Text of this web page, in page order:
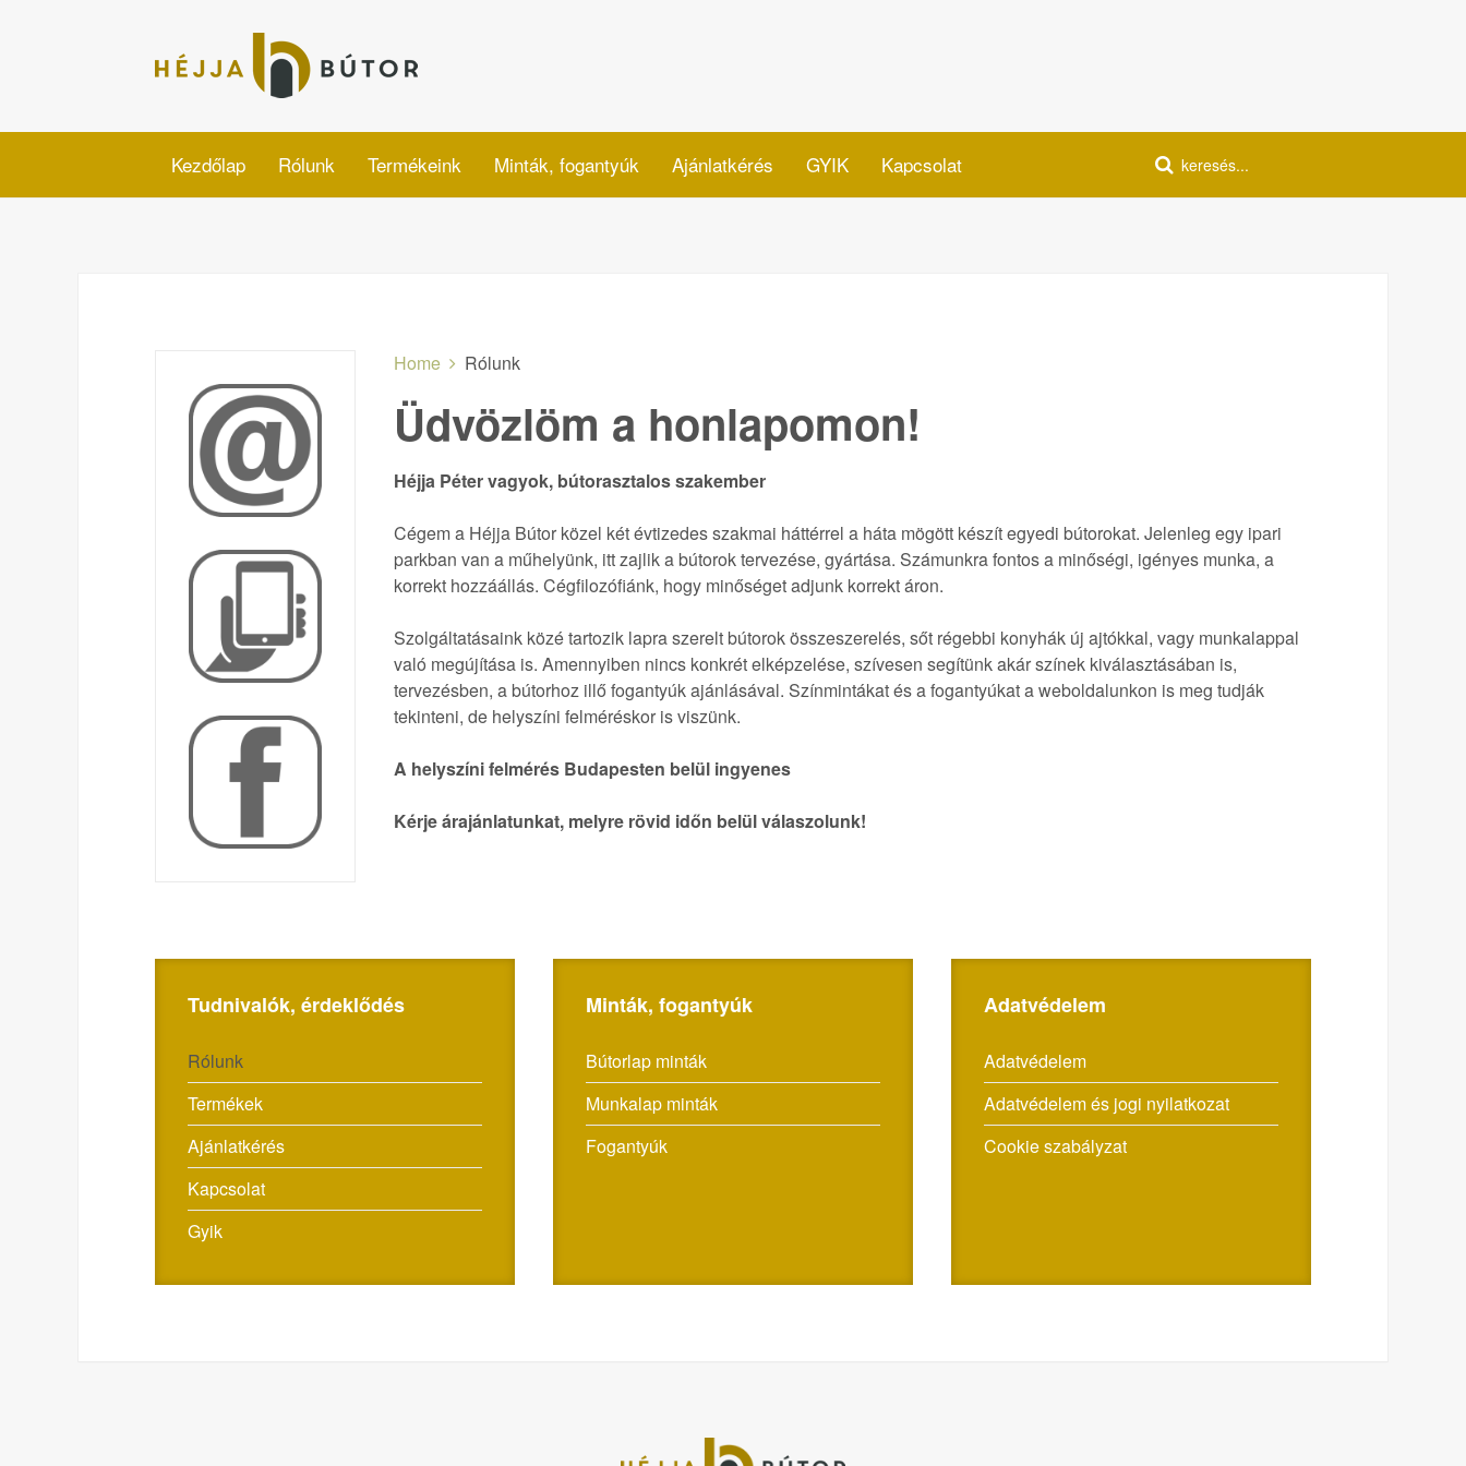
Kezdőlap Rólunk Termékeink Minták, fogantyúk Ajánlatkérés GYIK Kapcsolat
Home Rólunk
Üdvözlöm a honlapomon!
Héjja Péter vagyok, bútorasztalos szakember
Cégem a Héjja Bútor közel két évtizedes szakmai háttérrel a háta mögött készít egyedi bútorokat. Jelenleg egy ipari
parkban van a műhelyünk, itt zajlik a bútorok tervezése, gyártása. Számunkra fontos a minőségi, igényes munka, a
korrekt hozzáállás. Cégfilozófiánk, hogy minőséget adjunk korrekt áron.
Szolgáltatásaink közé tartozik lapra szerelt bútorok összeszerelés, sőt régebbi konyhák új ajtókkal, vagy munkalappal
való megújítása is. Amennyiben nincs konkrét elképzelése, szívesen segítünk akár színek kiválasztásában is,
tervezésben, a bútorhoz illő fogantyúk ajánlásával. Színmintákat és a fogantyúkat a weboldalunkon is meg tudják
tekinteni, de helyszíni felméréskor is viszünk.
A helyszíni felmérés Budapesten belül ingyenes
Kérje árajánlatunkat, melyre rövid időn belül válaszolunk!
Tudnivalók, érdeklődés
Rólunk
Termékek
Ajánlatkérés
Kapcsolat
Gyik
Minták, fogantyúk
Bútorlap minták
Munkalap minták
Fogantyúk
Adatvédelem
Adatvédelem
Adatvédelem és jogi nyilatkozat
Cookie szabályzat